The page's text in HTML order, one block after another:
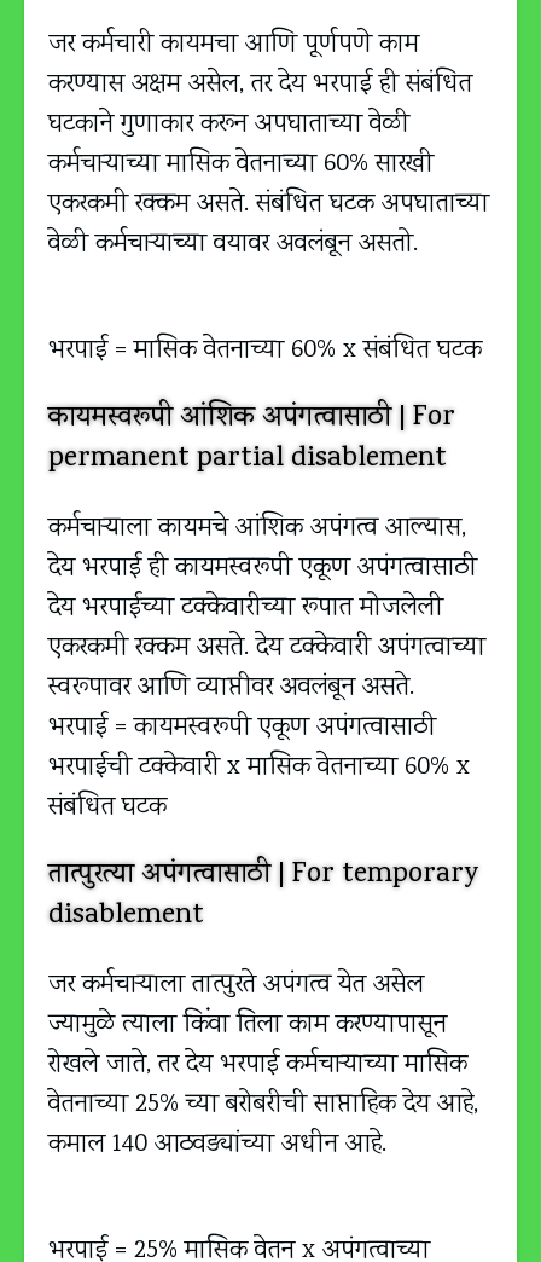
जर कर्मचारी कायमचा आणि पूर्णपणे काम
करण्यास अक्षम असेल, तर देय भरपाई ही संबंधित
घटकाने गुणाकार करून अपघाताच्या वेळी
कर्मचाऱ्याच्या मासिक वेतनाच्या 60% सारखी
एकरकमी रक्कम असते. संबंधित घटक अपघाताच्या
वेळी कर्मचाऱ्याच्या वयावर अवलंबून असतो.
भरपाई = मासिक वेतनाच्या 60% x संबंधित घटक
कायमस्वरूपी आंशिक अपंगत्वासाठी | For
permanent partial disablement
कर्मचाऱ्याला कायमचे आंशिक अपंगत्व आल्यास,
देय भरपाई ही कायमस्वरूपी एकूण अपंगत्वासाठी
देय भरपाईच्या टक्केवारीच्या रूपात मोजलेली
एकरकमी रक्कम असते. देय टक्केवारी अपंगत्वाच्या
स्वरूपावर आणि व्याप्तीवर अवलंबून असते.
भरपाई = कायमस्वरूपी एकूण अपंगत्वासाठी
भरपाईची टक्केवारी x मासिक वेतनाच्या 60% x
संबंधित घटक
तात्पुरत्या अपंगत्वासाठी | For temporary
disablement
जर कर्मचाऱ्याला तात्पुरते अपंगत्व येत असेल
ज्यामुळे त्याला किंवा तिला काम करण्यापासून
रोखले जाते, तर देय भरपाई कर्मचाऱ्याच्या मासिक
वेतनाच्या 25% च्या बरोबरीची साप्ताहिक देय आहे,
कमाल 140 आठवड्यांच्या अधीन आहे.
भरपाई = 25% मासिक वेतन x अपंगत्वाच्या